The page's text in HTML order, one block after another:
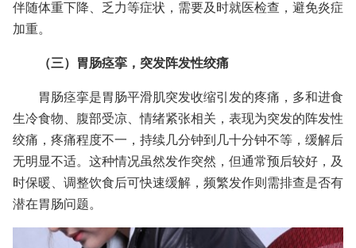
伴随体重下降、乏力等症状，需要及时就医检查，避免炎症
加重。
（三）胃肠痉挛，突发阵发性绞痛
胃肠痉挛是胃肠平滑肌突发收缩引发的疼痛，多和进食
生冷食物、腹部受凉、情绪紧张相关，表现为突发的阵发性
绞痛，疼痛程度不一，持续几分钟到几十分钟不等，缓解后
无明显不适。这种情况虽然发作突然，但通常预后较好，及
时保暖、调整饮食后可快速缓解，频繁发作则需排查是否有
潜在胃肠问题。